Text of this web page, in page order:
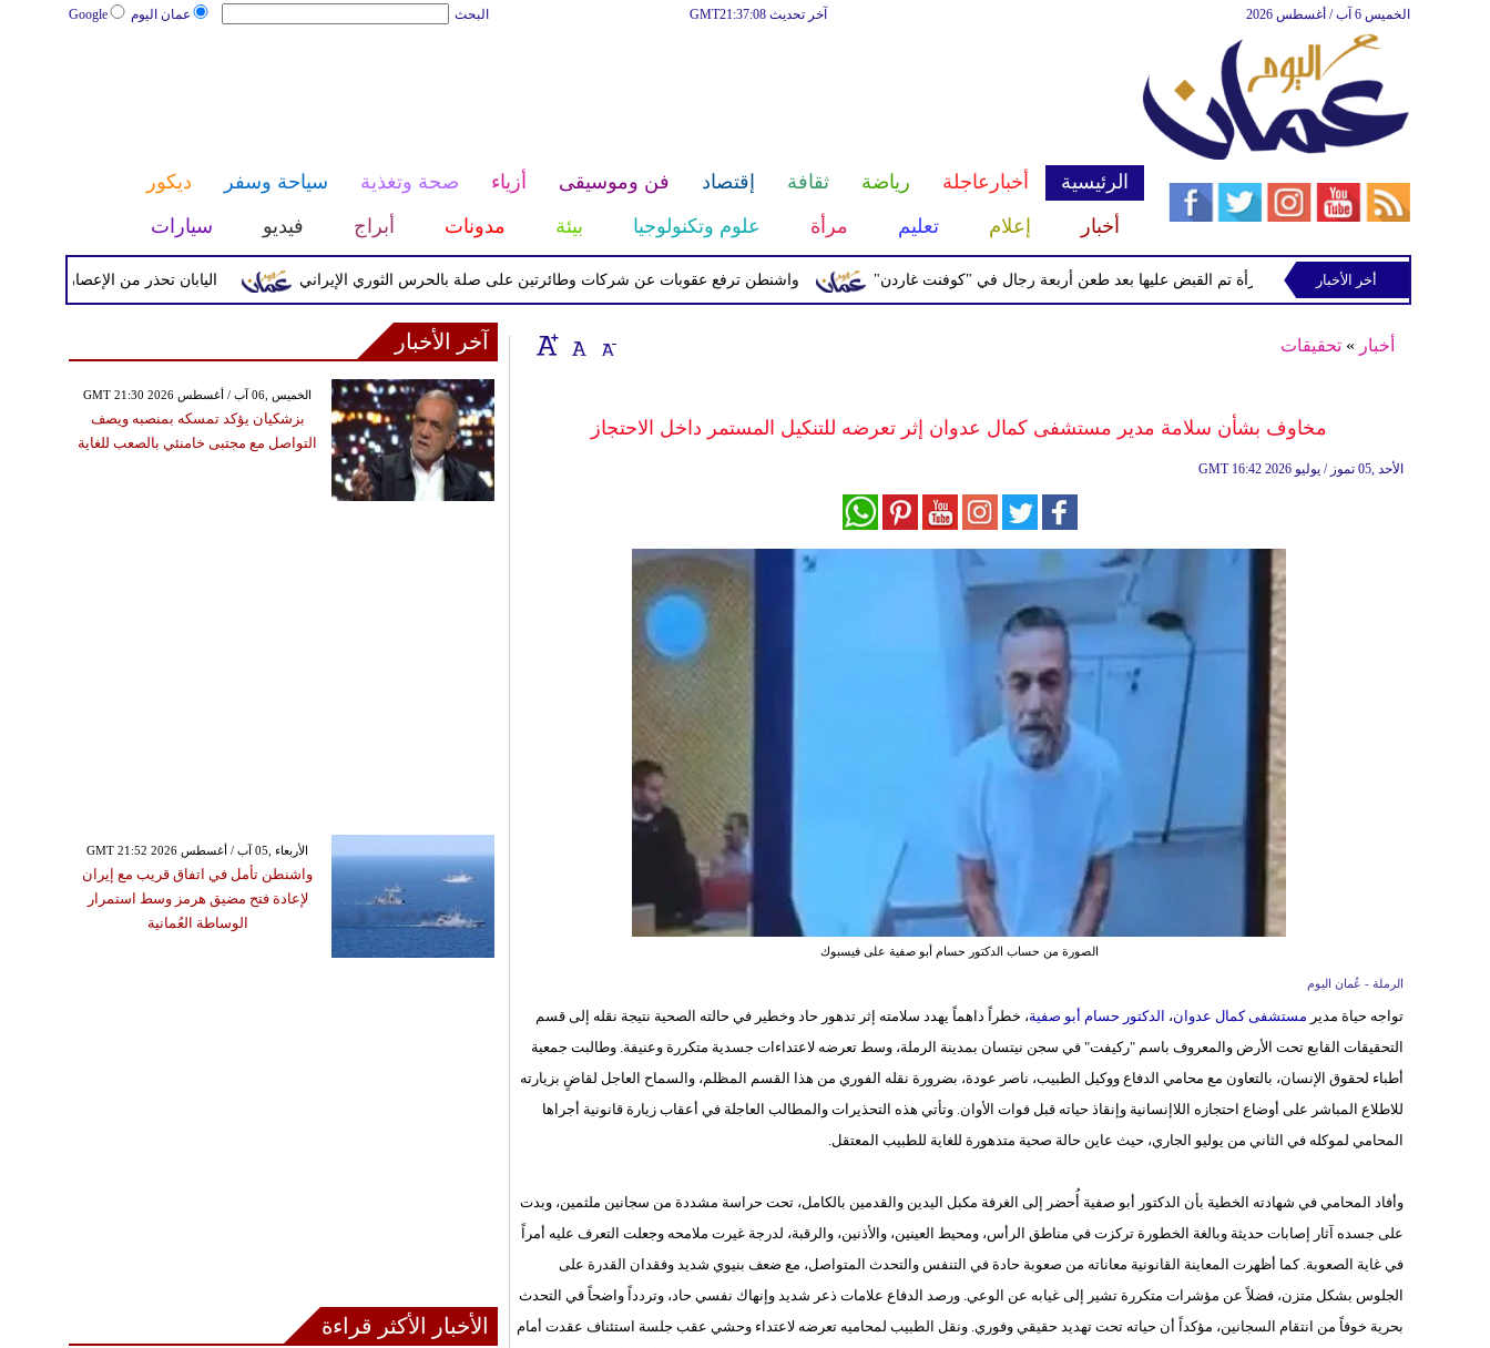
عمان اليوم Google البحث آخر تحديث GMT21:37:08 الخميس 6 آب / أغسطس 2026
الرئيسية أخبارعاجلة رياضة ثقافة إقتصاد فن وموسيقى أزياء صحة وتغذية سياحة وسفر
ديكور
أخبار
إعلام تعليم مرأة علوم وتكنولوجيا بيئة مدونات أبراج فيديو سيارات
اليابان تحذر من الإعصار دولفين ورياح واشنطن ترفع عقوبات عن شركات وطائرتين على صلة بالحرس الثوري الإيراني الشرطة تعتقل إمرأة تم القبض عليها بعد طعن أربعة رجال في "كوفنت غاردن"
أخر الأخبار
أخبار » تحقيقات
مخاوف بشأن سلامة مدير مستشفى كمال عدوان إثر تعرضه للتنكيل المستمر داخل الاحتجاز
GMT 16:42 2026 الأحد ,05 تموز / يوليو
الصورة من حساب الدكتور حسام أبو صفية على فيسبوك
الرملة - عُمان اليوم
تواجه حياة مدير مستشفى كمال عدوان، الدكتور حسام أبو صفية، خطراً داهماً يهدد سلامته إثر تدهور حاد وخطير في حالته الصحية نتيجة نقله إلى قسم
التحقيقات القابع تحت الأرض والمعروف باسم "ركيفت" في سجن نيتسان بمدينة الرملة، وسط تعرضه لاعتداءات جسدية متكررة وعنيفة. وطالبت جمعية
أطباء لحقوق الإنسان، بالتعاون مع محامي الدفاع ووكيل الطبيب، ناصر عودة، بضرورة نقله الفوري من هذا القسم المظلم، والسماح العاجل لقاضٍ بزيارته
للاطلاع المباشر على أوضاع احتجازه اللاإنسانية وإنقاذ حياته قبل فوات الأوان. وتأتي هذه التحذيرات والمطالب العاجلة في أعقاب زيارة قانونية أجراها
المحامي لموكله في الثاني من يوليو الجاري، حيث عاين حالة صحية متدهورة للغاية للطبيب المعتقل.
وأفاد المحامي في شهادته الخطية بأن الدكتور أبو صفية أُحضر إلى الغرفة مكبل اليدين والقدمين بالكامل، تحت حراسة مشددة من سجانين ملثمين، وبدت
على جسده آثار إصابات حديثة وبالغة الخطورة تركزت في مناطق الرأس، ومحيط العينين، والأذنين، والرقبة، لدرجة غيرت ملامحه وجعلت التعرف عليه أمراً
في غاية الصعوبة. كما أظهرت المعاينة القانونية معاناته من صعوبة حادة في التنفس والتحدث المتواصل، مع ضعف بنيوي شديد وفقدان القدرة على
الجلوس بشكل متزن، فضلاً عن مؤشرات متكررة تشير إلى غيابه عن الوعي. ورصد الدفاع علامات ذعر شديد وإنهاك نفسي حاد، وتردداً واضحاً في التحدث
بحرية خوفاً من انتقام السجانين، مؤكداً أن حياته تحت تهديد حقيقي وفوري. ونقل الطبيب لمحاميه تعرضه لاعتداء وحشي عقب جلسة استئناف عقدت أمام
آخر الأخبار
GMT 21:30 2026 الخميس ,06 آب / أغسطس
بزشكيان يؤكد تمسكه بمنصبه ويصف
التواصل مع مجتبى خامنئي بالصعب للغاية
GMT 21:52 2026 الأربعاء ,05 آب / أغسطس
واشنطن تأمل في اتفاق قريب مع إيران
لإعادة فتح مضيق هرمز وسط استمرار
الوساطة العُمانية
الأخبار الأكثر قراءة